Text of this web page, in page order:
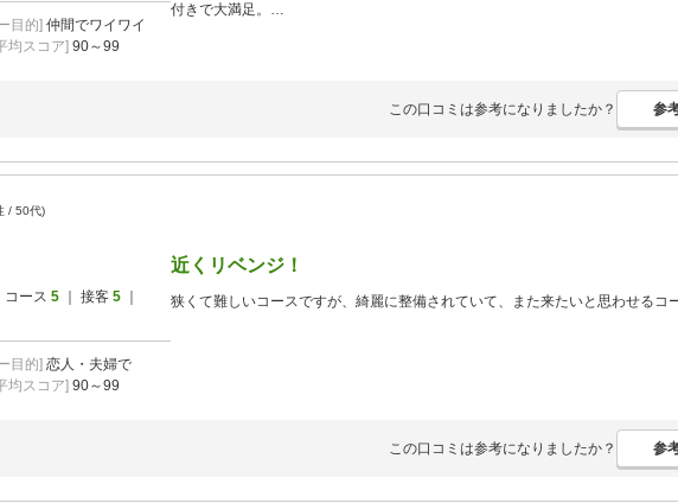
目的] 仲間でワイワイ
スコア] 90～99
付きで大満足。
コース自体もしっかり手入れがされていて、バンカーはポットバンカーもあり
全てにおいて大満足。割増料金なしでコースも食事も大満足でした。
この口コミは参考になりましたか？ 参
/ 50代)
コース 5 ｜ 接客 5
目的] 恋人・夫婦で
スコア] 90～99
近くリベンジ！
狭くて難しいコースですが、綺麗に整備されていて、また来たいと思わせるコ
この口コミは参考になりましたか？ 参